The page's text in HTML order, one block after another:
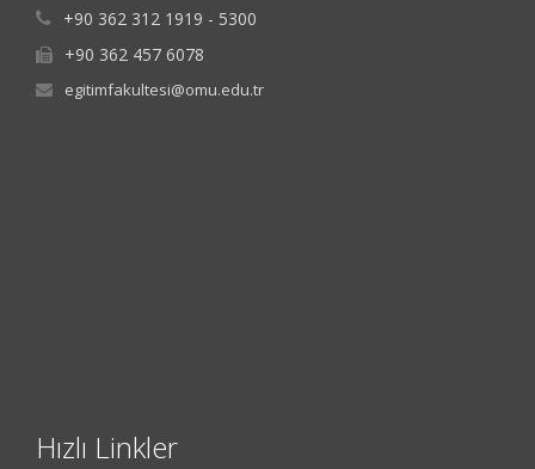
+90 362 312 1919 - 5300
+90 362 457 6078
egitimfakultesi@omu.edu.tr
Hızlı Linkler